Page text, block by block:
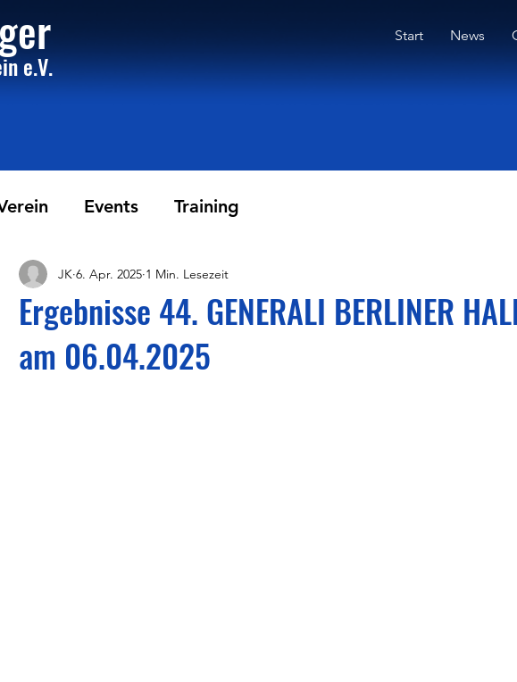
ine.V.
Start News
Events Training
Ergebnisse 44. GENERALI BERLINER
am 06.04.2025
JK 6. Apr. 2025 1 Min. Lesezeit